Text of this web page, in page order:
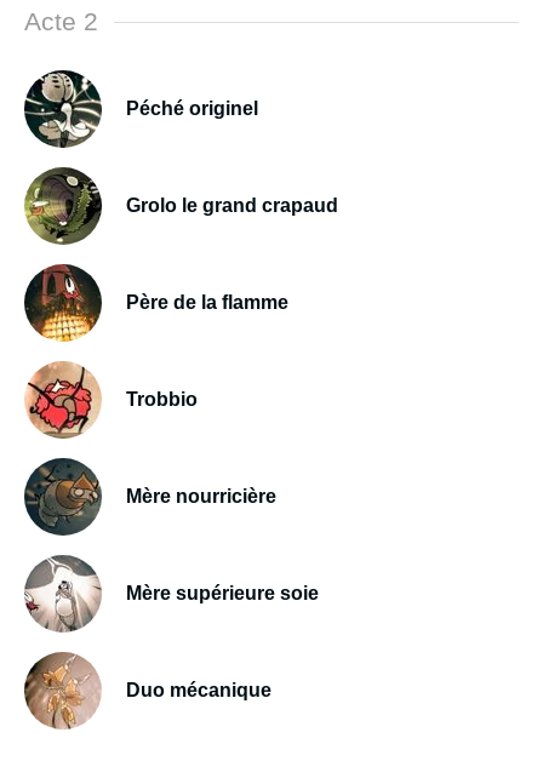
Acte 2
Péché originel
Grolo le grand crapaud
Père de la flamme
Trobbio
Mère nourricière
Mère supérieure soie
Duo mécanique